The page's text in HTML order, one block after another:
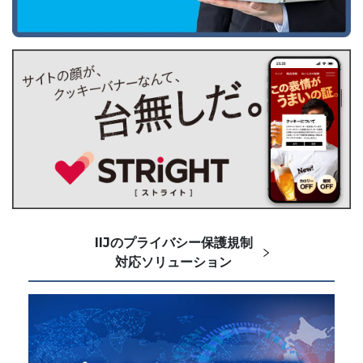
IIJのプライバシー保護規制
対応ソリューション